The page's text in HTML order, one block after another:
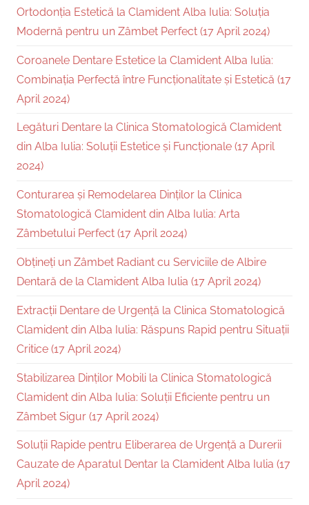
Ortodonția Estetică la Clamident Alba Iulia: Soluția
Modernă pentru un Zâmbet Perfect (17 April 2024)
Coroanele Dentare Estetice la Clamident Alba Iulia:
Combinația Perfectă între Funcționalitate și Estetică (17
April 2024)
Legături Dentare la Clinica Stomatologică Clamident
din Alba Iulia: Soluții Estetice și Funcționale (17 April
2024)
Conturarea și Remodelarea Dinților la Clinica
Stomatologică Clamident din Alba Iulia: Arta
Zâmbetului Perfect (17 April 2024)
Obțineți un Zâmbet Radiant cu Serviciile de Albire
Dentară de la Clamident Alba Iulia (17 April 2024)
Extracții Dentare de Urgență la Clinica Stomatologică
Clamident din Alba Iulia: Răspuns Rapid pentru Situații
Critice (17 April 2024)
Stabilizarea Dinților Mobili la Clinica Stomatologică
Clamident din Alba Iulia: Soluții Eficiente pentru un
Zâmbet Sigur (17 April 2024)
Soluții Rapide pentru Eliberarea de Urgență a Durerii
Cauzate de Aparatul Dentar la Clamident Alba Iulia (17
April 2024)